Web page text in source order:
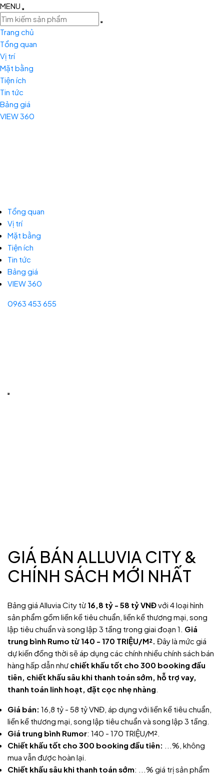
MENU
Trang chủ
Tổng quan
Vị trí
Mặt bằng
Tiện ích
Tin tức
Bảng giá
VIEW 360
Tổng quan
Vị trí
Mặt bằng
Tiện ích
Tin tức
Bảng giá
VIEW 360
0963 453 655
GIÁ BÁN ALLUVIA CITY &
CHÍNH SÁCH MỚI NHẤT
Bảng giá Alluvia City từ 16,8 tỷ - 58 tỷ VNĐvới 4 loại hình
sản phẩm gồm liền kề tiêu chuẩn, liền kề thương mại, song
lập tiêu chuẩn và song lập 3 tầng trong giai đoạn 1. Giá
trung bình Rumo từ 140 - 170 TRIỆU/M². Đây là mức giá
dự kiến đồng thời sẽ áp dụng các chính nhiều chính sách bán
hàng hấp dẫn như chiết khấu tốt cho 300 booking đầu
tiên, chiết khấu sâu khi thanh toán sớm, hỗ trợ vay,
thanh toán linh hoạt, đặt cọc nhẹ nhàng.
Giá bán: 16,8 tỷ - 58 tỷ VNĐ, áp dụng với liền kề tiêu chuẩn,
liền kề thương mại, song lập tiêu chuẩn và song lập 3 tầng.
Giá trung bình Rumor: 140 - 170 TRIỆU/M².
Chiết khấu tốt cho 300 booking đầu tiên: ...%, không
mua vẫn được hoàn lại.
Chiết khấu sâu khi thanh toán sớm: ...% giá trị sản phẩm